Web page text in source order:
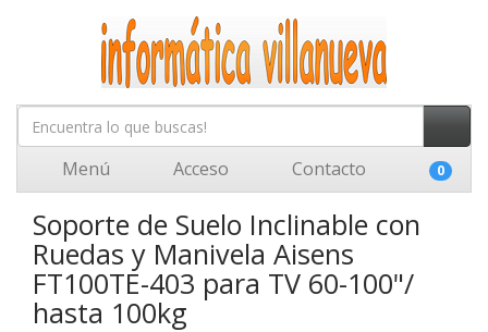
Menú Acceso Contacto 0
Soporte de Suelo Inclinable con
Ruedas y Manivela Aisens
FT100TE-403 para TV 60-100"/
hasta 100kg